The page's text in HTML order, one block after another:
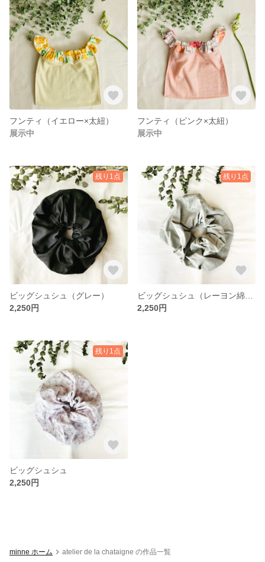
フンティ（イエロー×太紐）
展示中
フンティ（ピンク×太紐）
展示中
残り1点
ビッグシュシュ（グレー）
2,250円
残り1点
2,250円
残り1点
ビッグシュシュ
2,250円
minne ホーム atelier de la chataigne の作品一覧